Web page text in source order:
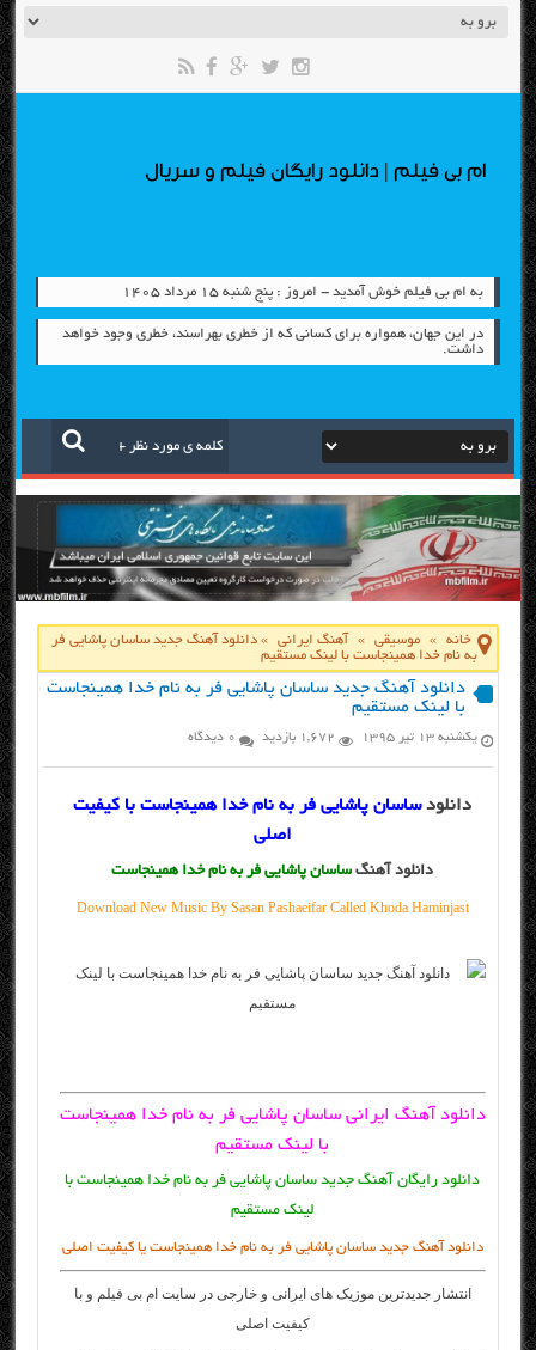
ام بی فیلم | دانلود رایگان فیلم و سریال
به ام بی فیلم خوش آمدید - امروز : پنج شنبه ۱۵ مرداد ۱۴۰۵
در این جهان، همواره برای كسانی كه از خطری بهراسند، خطری وجود خواهد
داشت.
خانه » موسیقی » آهنگ ایرانی »دانلود آهنگ جدید ساسان پاشایی فر
به نام خدا همینجاست با لینک مستقیم
دانلود آهنگ جدید ساسان پاشایی فر به نام خدا همینجاست
با لینک مستقیم
یکشنبه ۱۳ تیر ۱۳۹۵ 1,672 بازدید 0 دیدگاه
دانلودساسان پاشایی فر به نام خدا همینجاست با کیفیت
اصلی
دانلود آهنگساسان پاشایی فر به نام خدا همینجاست
Download New Music By Sasan Pashaeifar Called Khoda Haminjast
دانلود آهنگ ایرانی ساسان پاشایی فر به نام خدا همینجاست
با لینک مستقیم
دانلود رایگان آهنگ جدید ساسان پاشایی فر به نام خدا همینجاست با
لینک مستقیم
دانلود آهنگ جدید ساسان پاشایی فر به نام خدا همینجاست یا کیفیت اصلی
انتشار جدیدترین موزیک های ایرانی و خارجی در سایت ام بی فیلم و با
کیفیت اصلی